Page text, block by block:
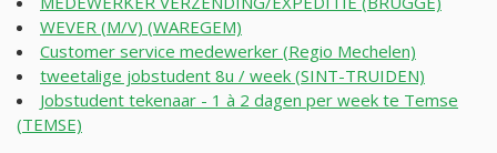
WEVER (M/V) (WAREGEM)
Customer service medewerker (Regio Mechelen)
tweetalige jobstudent 8u / week (SINT-TRUIDEN)
Jobstudent tekenaar - 1 à 2 dagen per week te Temse
(TEMSE)